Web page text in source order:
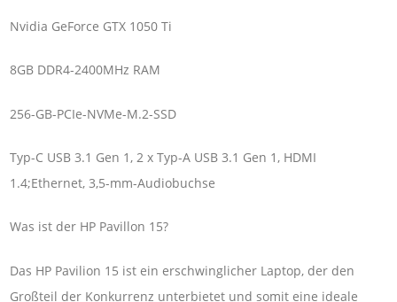
Nvidia GeForce GTX 1050 Ti
8GB DDR4-2400MHz RAM
256-GB-PCIe-NVMe-M.2-SSD
Typ-C USB 3.1 Gen 1, 2 x Typ-A USB 3.1 Gen 1, HDMI
1.4;Ethernet, 3,5-mm-Audiobuchse
Was ist der HP Pavillon 15?
Das HP Pavilion 15 ist ein erschwinglicher Laptop, der den
Großteil der Konkurrenz unterbietet und somit eine ideale